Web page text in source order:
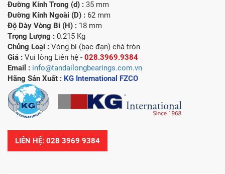
Đường Kính Trong (d) : 35 mm
Đường Kính Ngoài (D) : 62 mm
Độ Dày Vòng Bi (H) : 18 mm
Trọng Lượng : 0.215 Kg
Chủng Loại : Vòng bi (bạc đạn) chà tròn
Giá : Vui lòng Liên hệ - 028.3969.9384
Email : info@tandailongbearings.com.vn
Hãng Sản Xuất : KG International FZCO
LIÊN HỆ: 028 3969 9384